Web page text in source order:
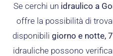
Se cerchi un idraulico a
offre la possibilità di
disponibili giorno e notte,
idrauliche possono